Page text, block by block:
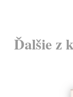
Ďalšie z